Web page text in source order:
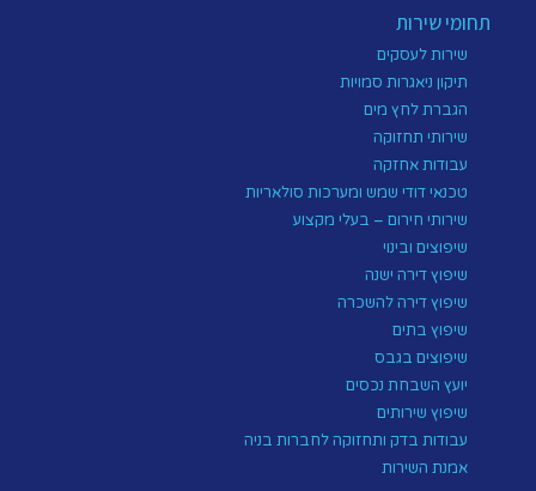
תחומי שירות
שירות לעסקים
תיקון ניאגרות סמויות
הגברת לחץ מים
שירותי תחזוקה
עבודות אחזקה
טכנאי דודי שמש ומערכות סולאריות
שירותי חירום – בעלי מקצוע
שיפוצים ובינוי
שיפוץ דירה ישנה
שיפוץ דירה להשכרה
שיפוץ בתים
שיפוצים בגבס
יועץ השבחת נכסים
שיפוץ שירותים
עבודות בדק ותחזוקה לחברות בניה
אמנת השירות